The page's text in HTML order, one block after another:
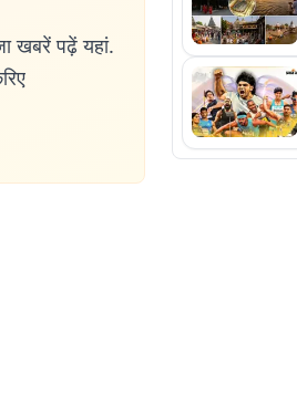
खबरें पढ़ें यहां.